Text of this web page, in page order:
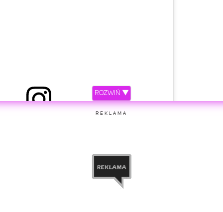
przez joanna opozda (@asiaopozda)
ROZWIŃ ▼
REKLAMA